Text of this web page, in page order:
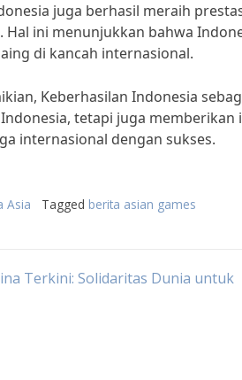
juga berhasil meraih
Hal ini menunjukkan bahwa
di kancah internasional.
Keberhasilan Indonesia
tetapi juga
internasional dengan sukses.
Asia Tagged berita asian games
Terkini: Solidaritas Dunia untuk